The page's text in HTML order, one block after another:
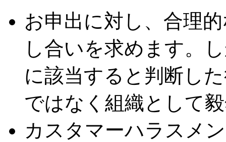
お申出に対し、合理
し合いを求めます。
に該当すると判断し
ではなく組織として
カスタマーハラスメ